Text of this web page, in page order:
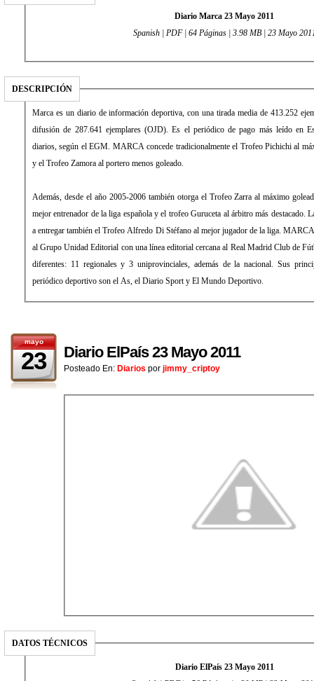
Diario Marca 23 Mayo 2011
Spanish | PDF | 64 Páginas | 3.98 MB | 23 Mayo
DESCRIPCIÓN
Marca es un diario de información deportiva, con una tirada media de 413.252
difusión de 287.641 ejemplares (OJD). Es el periódico de pago más leído en
diarios, según el EGM. MARCA concede tradicionalmente el Trofeo Pichichi al
y el Trofeo Zamora al portero menos goleado.
Además, desde el año 2005-2006 también otorga el Trofeo Zarra al máximo
mejor entrenador de la liga española y el trofeo Guruceta al árbitro más destacado.
a entregar también el Trofeo Alfredo Di Stéfano al mejor jugador de la liga.
al Grupo Unidad Editorial con una línea editorial cercana al Real Madrid Club de
diferentes: 11 regionales y 3 uniprovinciales, además de la nacional. Sus
periódico deportivo son el As, el Diario Sport y El Mundo Deportivo.
mayo
23 Diario ElPaís 23 Mayo 2011
Posteado En: Diarios por jimmy_criptoy
DATOS TÉCNICOS
Diario ElPaís 23 Mayo 2011